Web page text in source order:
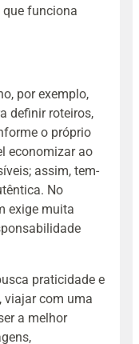
que funciona
por exemplo,
definir roteiros,
o próprio
economizar ao
assim, tem-
No
exige muita
praticidade e
viajar com uma
a melhor